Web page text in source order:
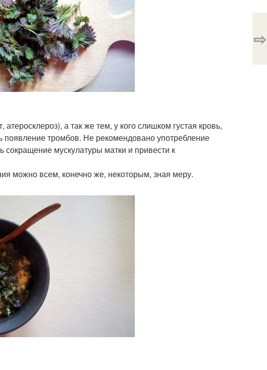
а так же тем, у кого слишком густая кровь,
появление тромбов. Не рекомендовано употребление
мускулатуры матки и привести к
можно всем, конечно же, некоторым, зная меру.
⇨